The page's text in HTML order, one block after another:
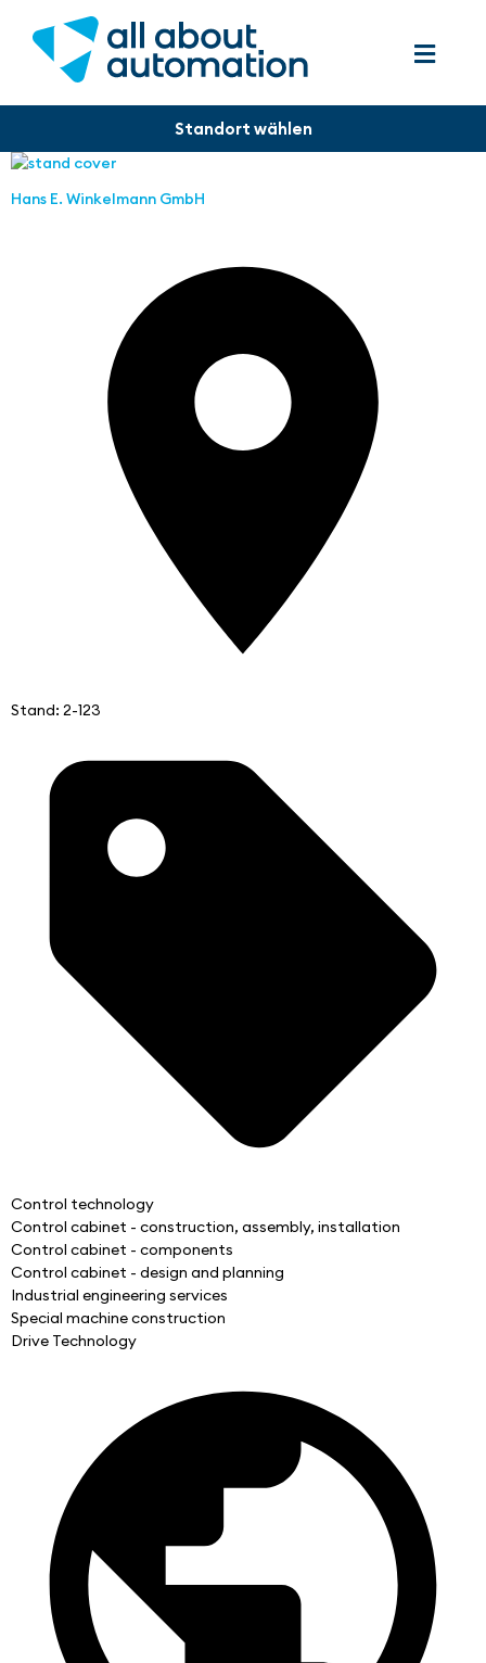
Hans E. Winkelmann GmbH
Stand: 2-123
Control technology
Control cabinet - construction, assembly, installation
Control cabinet - components
Control cabinet - design and planning
Industrial engineering services
Special machine construction
Drive Technology